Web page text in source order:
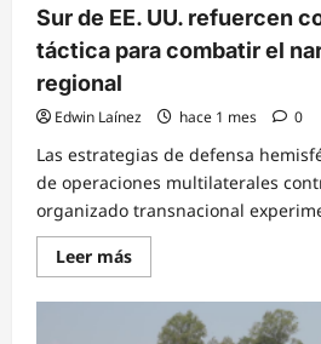
Sur de EE. UU. refuercen
táctica para combatir el
regional
Edwin Laínez hace 1 mes 0
Las estrategias de defensa
de operaciones multilaterales
organizado transnacional
Leer másRead
more
Fuerzas
Armadas